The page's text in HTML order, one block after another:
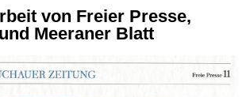
von Freier Presse,
Meeraner Blatt